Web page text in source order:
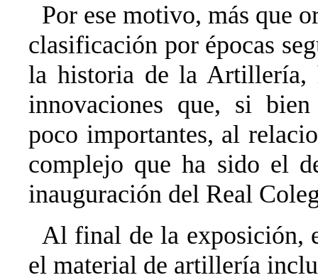
Por ese motivo, más que
clasificación por épocas
la historia de la Artillería,
innovaciones que, si
poco importantes, al
complejo que ha sido el
inauguración del Real
Al final de la exposición,
el material de artillería